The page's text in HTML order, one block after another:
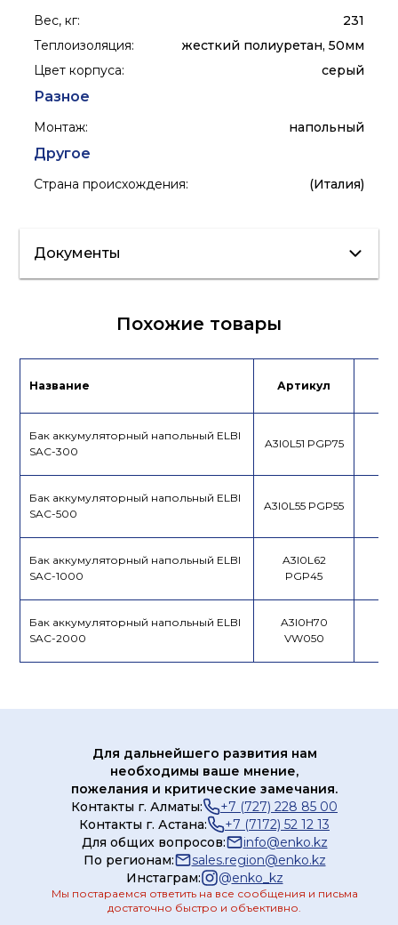
Вес, кг:
231
Теплоизоляция:
жесткий полиуретан, 50мм
Цвет корпуса: серый
Разное
Монтаж: напольный
Другое
Страна происхождения: (Италия)
Документы
Декларация
Лист данных
Похожие товары
Название Артикул
Бак аккумуляторный напольный ELBI
SAC-300
A3I0L51 PGP75
Бак аккумуляторный напольный ELBI
SAC-500
A3I0L55 PGP55
Бак аккумуляторный напольный ELBI
SAC-1000
A3I0L62
PGP45
Бак аккумуляторный напольный ELBI
SAC-2000
A3I0H70
VW050
Для дальнейшего развития нам
необходимы ваше мнение,
пожелания и критические замечания.
Контакты г. Алматы:
+7 (727) 228 85 00
Контакты г. Астана:
+7 (7172) 52 12 13
Для общих вопросов:
info@enko.kz
По регионам:
sales.region@enko.kz
Инстаграм:
@enko_kz
Мы постараемся ответить на все сообщения и письма
достаточно быстро и объективно.